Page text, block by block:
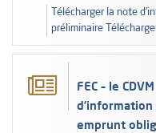
Télécharger la note
préliminaire
FEC – le
d’information
emprunt